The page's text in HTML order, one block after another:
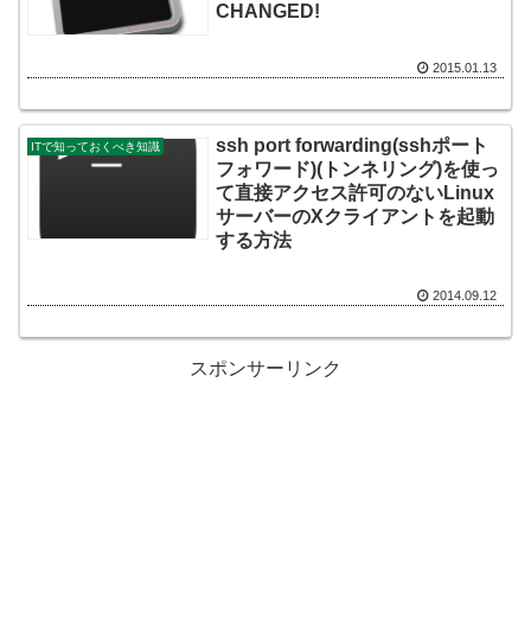
CHANGED!
2015.01.13
ITで知っておくべき知識
ssh port forwarding(sshポート
フォワード)(トンネリング)を使っ
て直接アクセス許可のないLinux
サーバーのXクライアントを起動
する方法
2014.09.12
スポンサーリンク